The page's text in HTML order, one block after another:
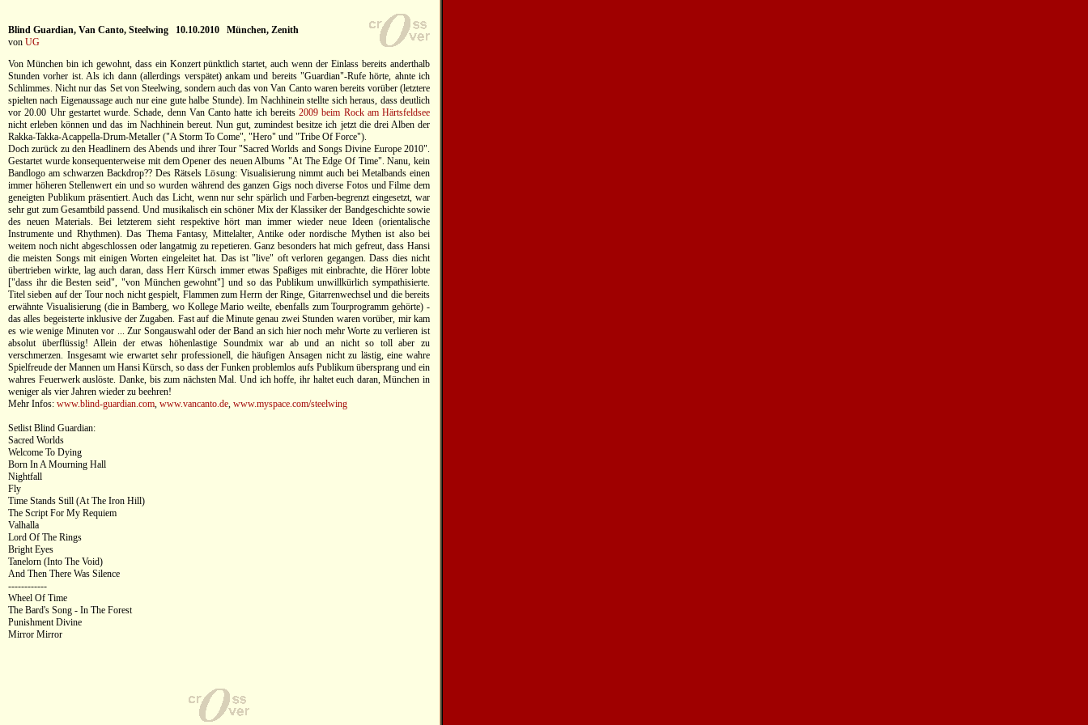
Blind Guardian, Van Canto, Steelwing 10.10.2010 München, Zenith
von UG
Von München bin ich gewohnt, dass ein Konzert pünktlich startet, auch wenn der Einlass bereits anderthalb
Stunden vorher ist. Als ich dann (allerdings verspätet) ankam und bereits "Guardian"-Rufe hörte, ahnte ich
Schlimmes. Nicht nur das Set von Steelwing, sondern auch das von Van Canto waren bereits vorüber (letztere
spielten nach Eigenaussage auch nur eine gute halbe Stunde). Im Nachhinein stellte sich heraus, dass deutlich
vor 20.00 Uhr gestartet wurde. Schade, denn Van Canto hatte ich bereits 2009 beim Rock am Härtsfeldsee
nicht erleben können und das im Nachhinein bereut. Nun gut, zumindest besitze ich jetzt die drei Alben der
Rakka-Takka-Acappella-Drum-Metaller ("A Storm To Come", "Hero" und "Tribe Of Force").
Doch zurück zu den Headlinern des Abends und ihrer Tour "Sacred Worlds and Songs Divine Europe 2010".
Gestartet wurde konsequenterweise mit dem Opener des neuen Albums "At The Edge Of Time". Nanu, kein
Bandlogo am schwarzen Backdrop?? Des Rätsels Lösung: Visualisierung nimmt auch bei Metalbands einen
immer höheren Stellenwert ein und so wurden während des ganzen Gigs noch diverse Fotos und Filme dem
geneigten Publikum präsentiert. Auch das Licht, wenn nur sehr spärlich und Farben-begrenzt eingesetzt, war
sehr gut zum Gesamtbild passend. Und musikalisch ein schöner Mix der Klassiker der Bandgeschichte sowie
des neuen Materials. Bei letzterem sieht respektive hört man immer wieder neue Ideen (orientalische
Instrumente und Rhythmen). Das Thema Fantasy, Mittelalter, Antike oder nordische Mythen ist also bei
weitem noch nicht abgeschlossen oder langatmig zu repetieren. Ganz besonders hat mich gefreut, dass Hansi
die meisten Songs mit einigen Worten eingeleitet hat. Das ist "live" oft verloren gegangen. Dass dies nicht
übertrieben wirkte, lag auch daran, dass Herr Kürsch immer etwas Spaßiges mit einbrachte, die Hörer lobte
["dass ihr die Besten seid", "von München gewohnt"] und so das Publikum unwillkürlich sympathisierte.
Titel sieben auf der Tour noch nicht gespielt, Flammen zum Herrn der Ringe, Gitarrenwechsel und die bereits
erwähnte Visualisierung (die in Bamberg, wo Kollege Mario weilte, ebenfalls zum Tourprogramm gehörte) -
das alles begeisterte inklusive der Zugaben. Fast auf die Minute genau zwei Stunden waren vorüber, mir kam
es wie wenige Minuten vor ... Zur Songauswahl oder der Band an sich hier noch mehr Worte zu verlieren ist
absolut überflüssig! Allein der etwas höhenlastige Soundmix war ab und an nicht so toll aber zu
verschmerzen. Insgesamt wie erwartet sehr professionell, die häufigen Ansagen nicht zu lästig, eine wahre
Spielfreude der Mannen um Hansi Kürsch, so dass der Funken problemlos aufs Publikum übersprang und ein
wahres Feuerwerk auslöste. Danke, bis zum nächsten Mal. Und ich hoffe, ihr haltet euch daran, München in
weniger als vier Jahren wieder zu beehren!
Mehr Infos: www.blind-guardian.com, www.vancanto.de, www.myspace.com/steelwing
Setlist Blind Guardian:
Sacred Worlds
Welcome To Dying
Born In A Mourning Hall
Nightfall
Fly
Time Stands Still (At The Iron Hill)
The Script For My Requiem
Valhalla
Lord Of The Rings
Bright Eyes
Tanelorn (Into The Void)
And Then There Was Silence
------------
Wheel Of Time
The Bard's Song - In The Forest
Punishment Divine
Mirror Mirror